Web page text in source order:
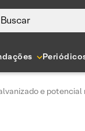
Buscar
e